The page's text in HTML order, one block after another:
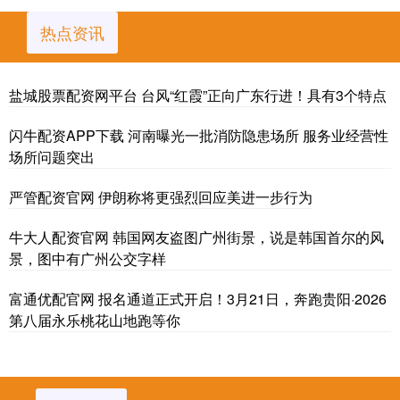
热点资讯
盐城股票配资网平台 台风“红霞”正向广东行进！具有3个特点
闪牛配资APP下载 河南曝光一批消防隐患场所 服务业经营性
场所问题突出
严管配资官网 伊朗称将更强烈回应美进一步行为
牛大人配资官网 韩国网友盗图广州街景，说是韩国首尔的风
景，图中有广州公交字样
富通优配官网 报名通道正式开启！3月21日，奔跑贵阳·2026
第八届永乐桃花山地跑等你